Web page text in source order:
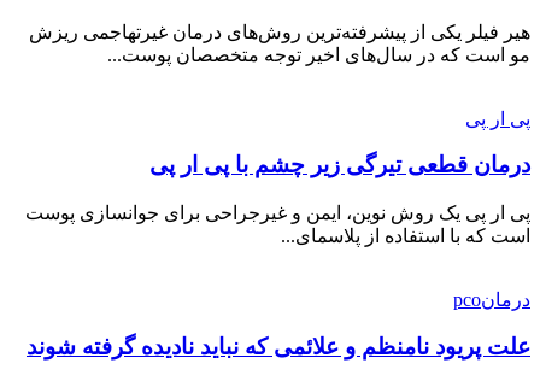
هیر فیلر یکی از پیشرفته‌ترین روش‌های درمان غیرتهاجمی ریزش
مو است که در سال‌های اخیر توجه متخصصان پوست...
پی ار پی
درمان قطعی تیرگی زیر چشم با پی ار پی
پی ار پی یک روش نوین، ایمن و غیرجراحی برای جوانسازی پوست
است که با استفاده از پلاسمای...
درمانpco
علت پریود نامنظم و علائمی که نباید نادیده گرفته شوند